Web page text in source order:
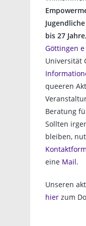
bis 27 Jahre
Göttingen e
Universität
queeren
Beratung
Sollten
bleiben,
eine Mail.
Unseren
hier zum